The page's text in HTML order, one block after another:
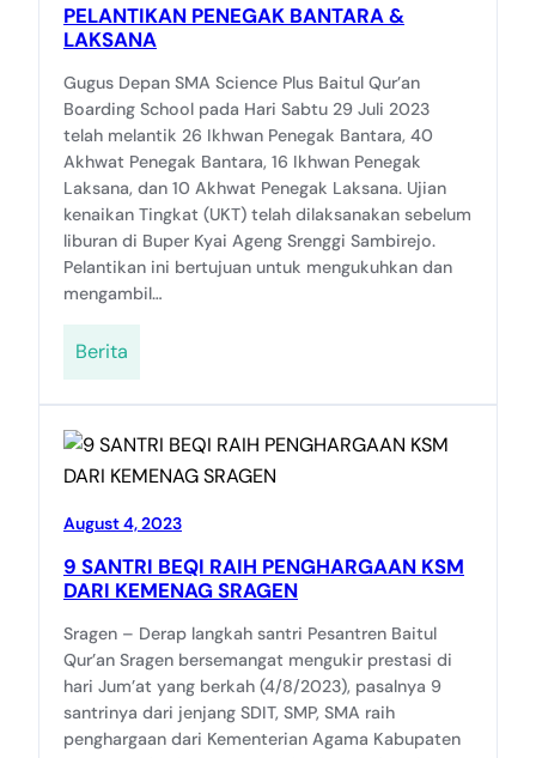
PELANTIKAN PENEGAK BANTARA &
LAKSANA
Gugus Depan SMA Science Plus Baitul Qur’an
Boarding School pada Hari Sabtu 29 Juli 2023
telah melantik 26 Ikhwan Penegak Bantara, 40
Akhwat Penegak Bantara, 16 Ikhwan Penegak
Laksana, dan 10 Akhwat Penegak Laksana. Ujian
kenaikan Tingkat (UKT) telah dilaksanakan sebelum
liburan di Buper Kyai Ageng Srenggi Sambirejo.
Pelantikan ini bertujuan untuk mengukuhkan dan
mengambil…
Berita
August 4, 2023
9 SANTRI BEQI RAIH PENGHARGAAN KSM
DARI KEMENAG SRAGEN
Sragen – Derap langkah santri Pesantren Baitul
Qur’an Sragen bersemangat mengukir prestasi di
hari Jum’at yang berkah (4/8/2023), pasalnya 9
santrinya dari jenjang SDIT, SMP, SMA raih
penghargaan dari Kementerian Agama Kabupaten